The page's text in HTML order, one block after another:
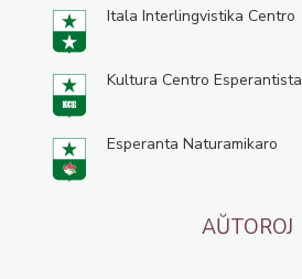
Itala Interlingvistika Centro
Kultura Centro Esperantista
Esperanta Naturamikaro
AŬTOROJ